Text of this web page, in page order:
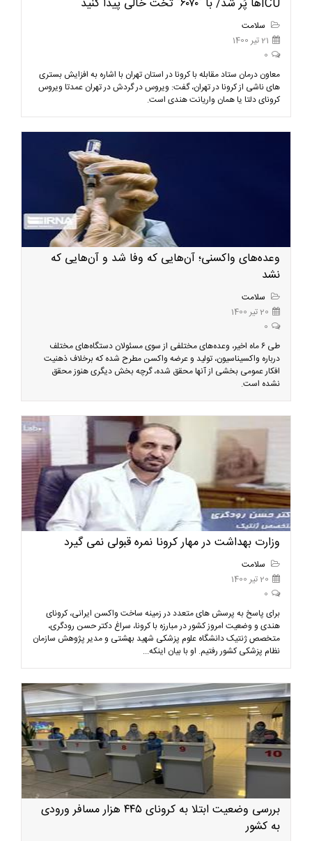
ICUها پُر شد/ با "۶۰۷۰" تخت خالی پیدا کنید
سلامت
21 تیر 1400
0
معاون درمان ستاد مقابله با کرونا در استان تهران با اشاره به افزایش بستری
های ناشی از کرونا در تهران، گفت: ویروس در گردش در تهران عمدتا ویروس
کرونای دلتا یا همان واریانت هندی است.
وعده‌های واکسنی؛ آن‌هایی که وفا شد و آن‌هایی که
نشد
سلامت
20 تیر 1400
0
طی ۶ ماه اخیر، وعده‌های مختلفی از سوی مسئولان دستگاه‌های مختلف
درباره واکسیناسیون، تولید و عرضه واکسن مطرح شده که برخلاف ذهنیت
افکار عمومی بخشی از آنها محقق شده، گرچه بخش دیگری هنوز محقق
نشده است.
وزارت بهداشت در مهار کرونا نمره قبولی نمی گیرد
سلامت
20 تیر 1400
0
برای پاسخ به پرسش های متعدد در زمینه ساخت واکسن ایرانی، کرونای
هندی و وضعیت امروز کشور در مبارزه با کرونا، سراغ دکتر حسن رودگری،
متخصص ژنتیک دانشگاه علوم پزشکی شهید بهشتی و مدیر پژوهش سازمان
نظام پزشکی کشور رفتیم. او با بیان اینکه...
بررسی وضعیت ابتلا به کرونای ۴۴۵ هزار مسافر ورودی
به کشور